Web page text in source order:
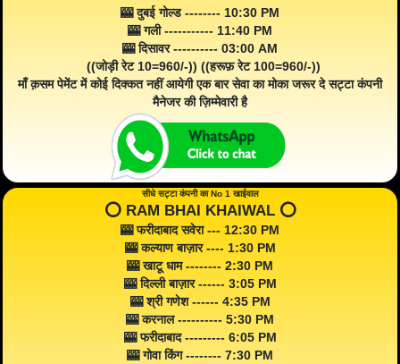
🎰 दुबई गोल्ड -------- 10:30 PM
🎰 गली ----------- 11:40 PM
🎰 दिसावर ---------- 03:00 AM
((जोड़ी रेट 10=960/-)) ((हरूफ़ रेट 100=960/-))
माँ क़सम पेमेंट में कोई दिक्कत नहीं आयेगी एक बार सेवा का मोका जरूर दे सट्टा कंपनी
मैनेजर की ज़िम्मेवारी है
सीधे सट्टा कंपनी का No 1 खाईवाल
⭕️ RAM BHAI KHAIWAL ⭕️
🎰 फरीदाबाद सवेरा --- 12:30 PM
🎰 कल्याण बाज़ार ---- 1:30 PM
🎰 खाटू धाम -------- 2:30 PM
🎰 दिल्ली बाज़ार ------ 3:05 PM
🎰 श्री गणेश ------ 4:35 PM
🎰 करनाल ---------- 5:30 PM
🎰 फरीदाबाद --------- 6:05 PM
🎰 गोवा किंग -------- 7:30 PM